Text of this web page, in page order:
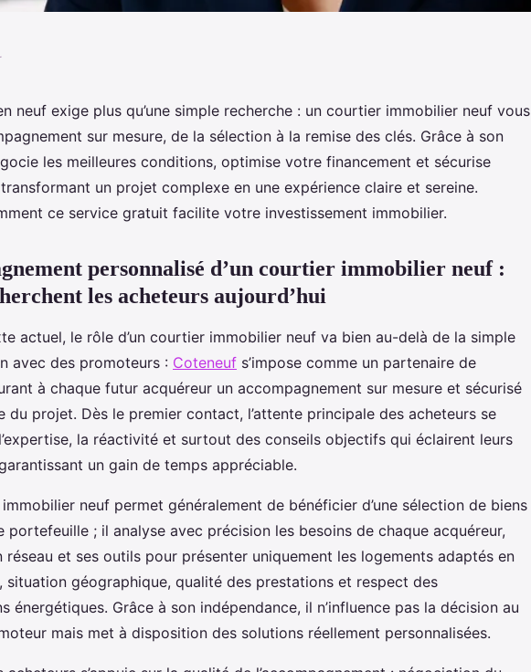
: un
mesure pour vous
neuf exige plus qu’une simple recherche : un courtier immobilier neuf vous
sur mesure, de la sélection à la remise des clés. Grâce à son
les meilleures conditions, optimise votre financement et sécurise
un projet complexe en une expérience claire et sereine.
ce service gratuit facilite votre investissement immobilier.
personnalisé d’un courtier immobilier neuf :
les acheteurs aujourd’hui
actuel, le rôle d’un courtier immobilier neuf va bien au-delà de la simple
avec des promoteurs : Coteneuf s’impose comme un partenaire de
à chaque futur acquéreur un accompagnement sur mesure et sécurisé
du projet. Dès le premier contact, l’attente principale des acheteurs se
la réactivité et surtout des conseils objectifs qui éclairent leurs
un gain de temps appréciable.
neuf permet généralement de bénéficier d’une sélection de biens
portefeuille ; il analyse avec précision les besoins de chaque acquéreur,
réseau et ses outils pour présenter uniquement les logements adaptés en
situation géographique, qualité des prestations et respect des
énergétiques. Grâce à son indépendance, il n’influence pas la décision au
mais met à disposition des solutions réellement personnalisées.